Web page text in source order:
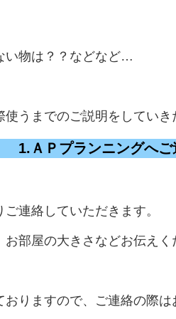
い物は？？などなど…
うまでのご説明をしていき
1.ＡＰプランニングへ
連絡していただきます。
部屋の大きさなどお伝えく
りますので、ご連絡の際は